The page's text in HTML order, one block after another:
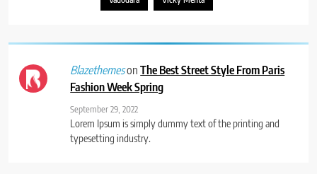
BlazethemesonThe Best Street Style From Paris
Fashion Week Spring
September 29, 2022
Lorem Ipsum is simply dummy text of the printing and
typesetting industry.